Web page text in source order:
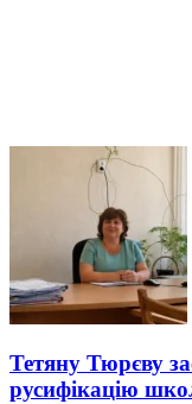
Тетяну Тюрєву
русифікацію